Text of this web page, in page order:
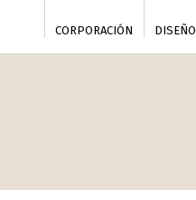
CORPORACIÓN DISEÑO